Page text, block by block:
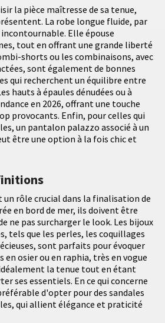
la pièce maîtresse de sa tenue,
La robe longue fluide, par
Elle épouse
tout en offrant une grande liberté
shorts ou les combinaisons, avec
sont également de bonnes
qui recherchent un équilibre entre
hauts à épaules dénudées ou à
en 2026, offrant une touche
provocants. Enfin, pour celles qui
un pantalon palazzo associé à un
être une option à la fois chic et
un rôle crucial dans la finalisation de
en bord de mer, ils doivent être
ne pas surcharger le look. Les bijoux
tels que les perles, les coquillages
sont parfaits pour évoquer
en osier ou en raphia, très en vogue
la tenue tout en étant
ses essentiels. En ce qui concerne
d'opter pour des sandales
qui allient élégance et praticité